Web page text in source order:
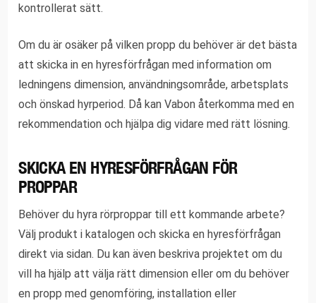
kontrollerat sätt.
Om du är osäker på vilken propp du behöver är det bästa
att skicka in en hyresförfrågan med information om
ledningens dimension, användningsområde, arbetsplats
och önskad hyrperiod. Då kan Vabon återkomma med en
rekommendation och hjälpa dig vidare med rätt lösning.
SKICKA EN HYRESFÖRFRÅGAN FÖR
PROPPAR
Behöver du hyra rörproppar till ett kommande arbete?
Välj produkt i katalogen och skicka en hyresförfrågan
direkt via sidan. Du kan även beskriva projektet om du
vill ha hjälp att välja rätt dimension eller om du behöver
en propp med genomföring, installation eller